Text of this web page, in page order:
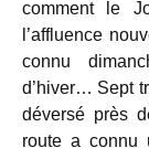
comment le
l’affluence
connu
d’hiver… Sept
déversé près
route a connu